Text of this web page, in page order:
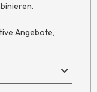
Angebote,